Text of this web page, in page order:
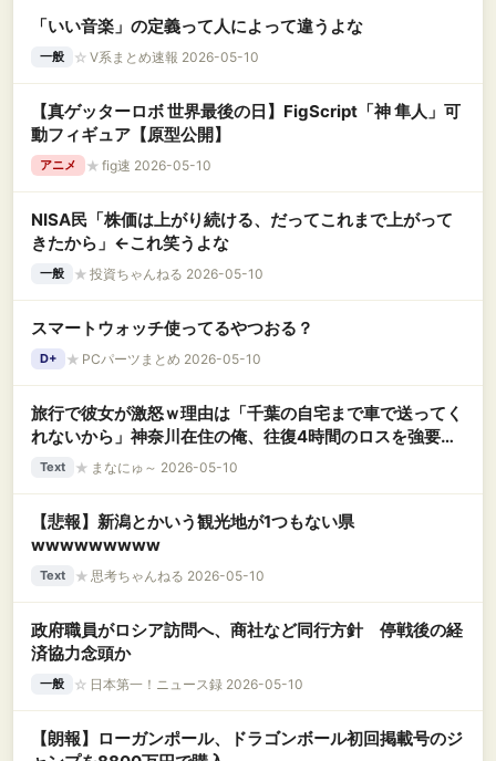
「いい音楽」の定義って人によって違うよな
一般 ☆ V系まとめ速報 2026-05-10
【真ゲッターロボ 世界最後の日】FigScript「神 隼人」可
動フィギュア【原型公開】
アニメ ★ fig速 2026-05-10
NISA民「株価は上がり続ける、だってこれまで上がって
きたから」←これ笑うよな
一般 ★ 投資ちゃんねる 2026-05-10
スマートウォッチ使ってるやつおる？
D+ ★ PCパーツまとめ 2026-05-10
旅行で彼女が激怒ｗ理由は「千葉の自宅まで車で送ってく
れないから」神奈川在住の俺、往復4時間のロスを強要さ
れ絶句。出発前は駅解散に同意してたのに「前の男は送っ
Text ★ まなにゅ～ 2026-05-10
【悲報】新潟とかいう観光地が1つもない県
wwwwwwwww
Text ★ 思考ちゃんねる 2026-05-10
政府職員がロシア訪問へ、商社など同行方針 停戦後の経
済協力念頭か
一般 ☆ 日本第一！ニュース録 2026-05-10
【朗報】ローガンポール、ドラゴンボール初回掲載号のジ